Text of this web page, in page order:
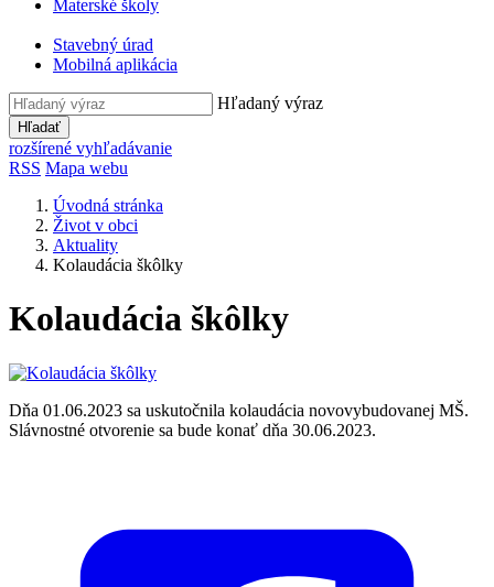
Materské školy
Stavebný úrad
Mobilná aplikácia
Hľadaný výraz
Hľadať
rozšírené vyhľadávanie
RSS Mapa webu
Úvodná stránka
Život v obci
Aktuality
Kolaudácia škôlky
Kolaudácia škôlky
Dňa 01.06.2023 sa uskutočnila kolaudácia novovybudovanej MŠ.
Slávnostné otvorenie sa bude konať dňa 30.06.2023.